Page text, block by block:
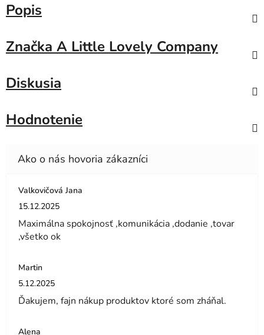
Popis
Značka A Little Lovely Company
Diskusia
Hodnotenie
Valkovičová Jana
Hodnotenie obchodu je 5 z 5 hviezdičiek.
15.12.2025
Maximálna spokojnosť ,komunikácia ,dodanie ,tovar
,všetko ok
Martin
Hodnotenie obchodu je 5 z 5 hviezdičiek.
5.12.2025
Ďakujem, fajn nákup produktov ktoré som zháňal.
Alena